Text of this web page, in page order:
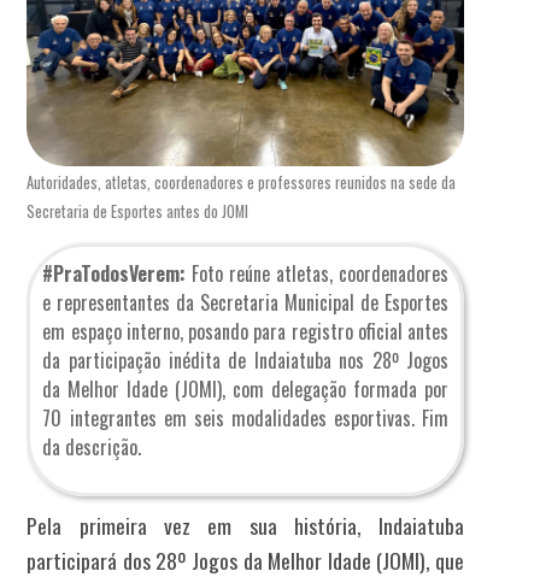
Autoridades, atletas, coordenadores e professores reunidos na sede da
Secretaria de Esportes antes do JOMI
#PraTodosVerem: Foto reúne atletas, coordenadores
e representantes da Secretaria Municipal de Esportes
em espaço interno, posando para registro oficial antes
da participação inédita de Indaiatuba nos 28º Jogos
da Melhor Idade (JOMI), com delegação formada por
70 integrantes em seis modalidades esportivas. Fim
da descrição.
Pela primeira vez em sua história, Indaiatuba
participará dos 28º Jogos da Melhor Idade (JOMI), que